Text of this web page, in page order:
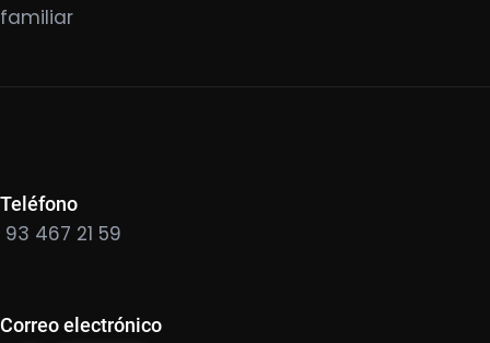
familiar
Teléfono
93 467 21 59
Correo electrónico